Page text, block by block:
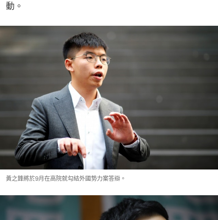
動。
黃之鋒將於9月在高院就勾結外國勢力案答辯。